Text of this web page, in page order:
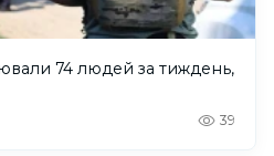
74 людей за тиждень,
39